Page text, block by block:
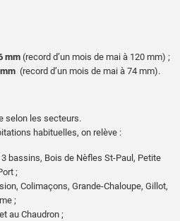
mm (record d’un mois de mai à 120 mm) ;
(record d’un mois de mai à 74 mm).
fraîche) au Port.
au Chaudron ;
à Plaine des Chicots.
Bassins le 24 ;
le 30 ;
le 24 ;
selon les secteurs.
habituelles, on relève :
bassins, Bois de Nèfles St-Paul, Petite
;
Colimaçons, Grande-Chaloupe, Gillot,
;
au Chaudron ;